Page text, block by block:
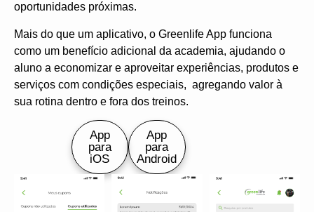
oportunidades próximas.
Mais do que um aplicativo, o Greenlife App funciona
como um benefício adicional da academia, ajudando o
aluno a economizar e aproveitar experiências, produtos e
serviços com condições especiais, agregando valor à
sua rotina dentro e fora dos treinos.
App
para
iOS
App
para
Android